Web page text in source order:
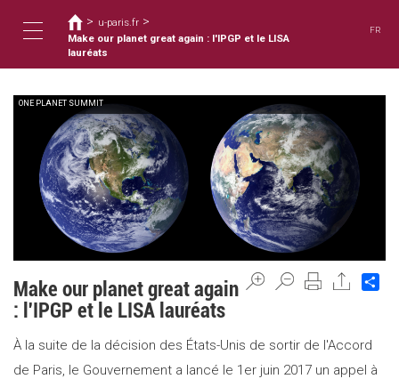
main
Toggle
navigation
You
are
here
> u-paris.fr >
Make our planet great again : l'IPGP et le LISA
lauréats
FR
ONE PLANET SUMMIT
Make our planet great again
: l'IPGP et le LISA lauréats
À la suite de la décision des États-Unis de sortir de l'Accord
de Paris, le Gouvernement a lancé le 1er juin 2017 un appel à